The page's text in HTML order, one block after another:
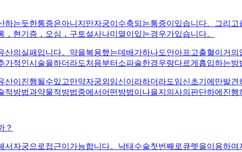
하는듯한통증은아니지만자궁이수축되는통증이있습니다。그리
현기증，오심，구토설사나미열이있는경우가있습니다。
산의실패입니다。약을복용했는데배가하나도안아프고출혈이거
가적인시술을하더라도처음부터소파술한경우랑다르게흡입하는
산이진행될수있고만약자궁외임신이라하더라도임신초기에만발
적방법과약물적방법중에서어떤방법이나을지의사의판단하에진행
？
서자궁으로접근이가능합니다。낙태수술첫번째로큐렛을이용하